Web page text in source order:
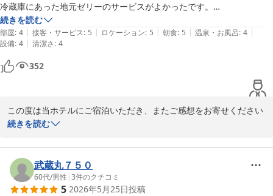
冷蔵庫にあった地元ゼリーのサービスがよかったです。
私は出張で利用しましたが、外国からのサイクリストの方々に人気のよ
うでした。
続きを読む
部屋: 4 | 接客・サービス: 5 | ロケーション: 5 | 朝食: 5 | 温泉・お風呂: 4 |
設備: 4 | 清潔さ: 4
352
この度は当ホテルにご宿泊いただき、またご感想をお寄せください
まして誠にありがとうございます。
尾道駅前という立地につきましてお褒めのお言葉を頂戴し、大変光
栄に存じます。お仕事でのご利用とのことでしたが、移動の拠点と
して快適にお過ごしいただけましたなら幸いでございます。
続きを読む
武蔵丸７５０
60代/男性 |3件のクチコミ
5 2026年5月25日投稿